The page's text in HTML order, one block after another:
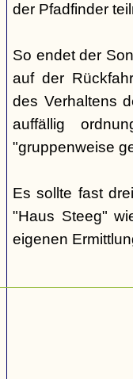
der Pfadfinder
So endet der
auf der
des Verhaltens
auffällig
"gruppenweise
Es sollte fast
"Haus Steeg"
eigenen